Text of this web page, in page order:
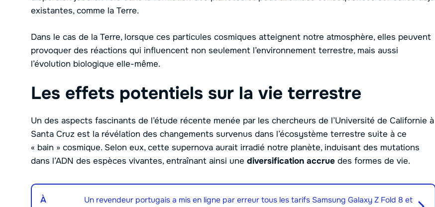
existantes, comme la Terre.
Dans le cas de la Terre, lorsque ces particules cosmiques atteignent notre atmosphère, elles peuvent
provoquer des réactions qui influencent non seulement l’environnement terrestre, mais aussi
l’évolution biologique elle-même.
Les effets potentiels sur la vie terrestre
Un des aspects fascinants de l’étude récente menée par les chercheurs de l’Université de Californie à
Santa Cruz est la révélation des changements survenus dans l’écosystème terrestre suite à ce
« bain » cosmique. Selon eux, cette supernova aurait irradié notre planète, induisant des mutations
dans l’ADN des espèces vivantes, entraînant ainsi une diversification accrue des formes de vie.
À
Un revendeur portugais a mis en ligne par erreur tous les tarifs Samsung Galaxy Z Fold 8 et